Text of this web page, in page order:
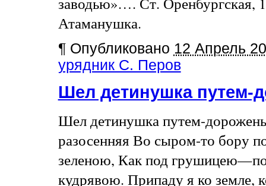
Атаманушка.
¶ Опубликовано 12 Апрель
урядник С. Перов
Шел детинушка путем-
Шел детинушка путем-
разосенняя Во сыром-то бору
зеленою, Как под
кудрявою. Припаду я ко земле,